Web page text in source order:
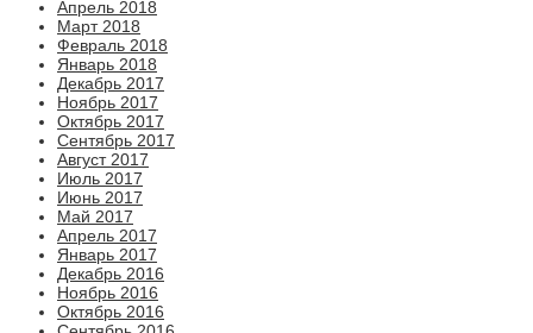
Апрель 2018
Март 2018
Февраль 2018
Январь 2018
Декабрь 2017
Ноябрь 2017
Октябрь 2017
Сентябрь 2017
Август 2017
Июль 2017
Июнь 2017
Май 2017
Апрель 2017
Январь 2017
Декабрь 2016
Ноябрь 2016
Октябрь 2016